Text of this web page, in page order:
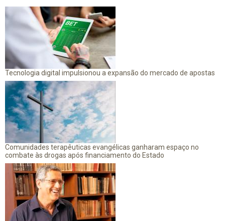
Tecnologia digital impulsionou a expansão do mercado de apostas
Comunidades terapêuticas evangélicas ganharam espaço no
combate às drogas após financiamento do Estado